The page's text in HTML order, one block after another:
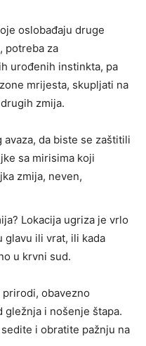
oslobađaju druge
potreba za
urođenih instinkta, pa
mrijesta, skupljati na
zmija.
da biste se zaštitili
sa mirisima koji
zmija, neven,
Lokacija ugriza je vrlo
glavu ili vrat, ili kada
u krvni sud.
obavezno
gležnja i nošenje štapa.
i obratite pažnju na